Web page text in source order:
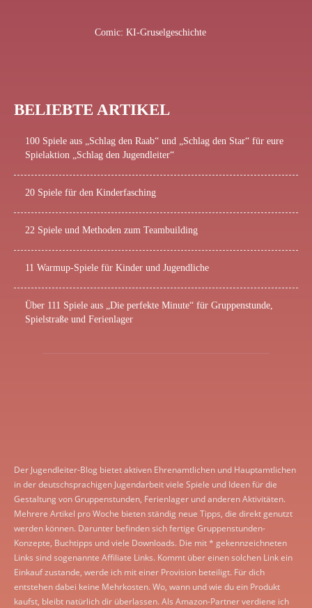
Comic: KI-Gruselgeschichte
BELIEBTE ARTIKEL
100 Spiele aus „Schlag den Raab“ und „Schlag den Star“ für eure
Spielaktion „Schlag den Jugendleiter“
20 Spiele für den Kinderfasching
22 Spiele und Methoden zum Teambuilding
11 Warmup-Spiele für Kinder und Jugendliche
Über 111 Spiele aus „Die perfekte Minute“ für Gruppenstunde,
Spielstraße und Ferienlager
Der Jugendleiter-Blog bietet aktiven Ehrenamtlichen und Hauptamtlichen
in der deutschsprachigen Jugendarbeit viele Spiele und Ideen für die
Gestaltung von Gruppenstunden, Ferienlager und anderen Aktivitäten.
Mehrere Artikel pro Woche bieten ständig neue Tipps, die direkt genutzt
werden können. Darunter befinden sich fertige Gruppenstunden-
Konzepte, Buchtipps und viele Downloads. Die mit * gekennzeichneten
Links sind sogenannte Affiliate Links. Kommt über einen solchen Link ein
Einkauf zustande, werde ich mit einer Provision beteiligt. Für dich
entstehen dabei keine Mehrkosten. Wo, wann und wie du ein Produkt
kaufst, bleibt natürlich dir überlassen. Als Amazon-Partner verdiene ich